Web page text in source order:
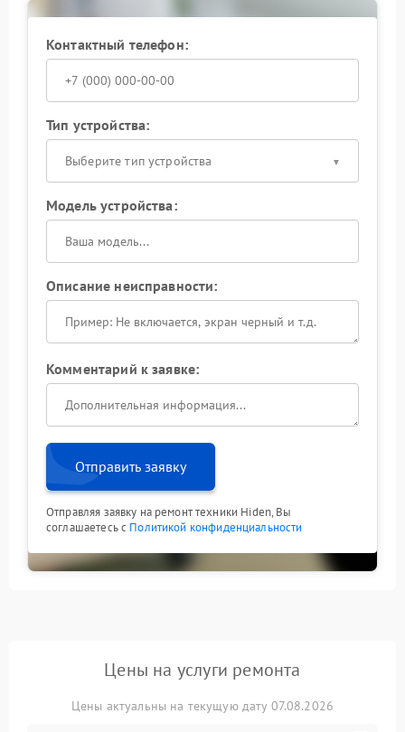
подход минимизирует вмешательство в исправные
узлы.
Сервисный центр Hiden располагает
запуска. Это позволяет точно выявить, на каком
этапе цепочка команд прерывается.
Доверьте диагностику и устранение сбоя
инженерам. Профессиональный подход быстро
вернет ИБП к корректной работе.
Контактный телефон:
Тип устройства:
Выберите тип устройства
Модель устройства:
Описание неисправности:
Комментарий к заявке:
Отправить заявку
Отправляя заявку на ремонт техники Hiden, Вы
соглашаетесь с Политикой конфиденциальности
Цены на услуги ремонта
Цены актуальны на текущую дату 07.08.2026